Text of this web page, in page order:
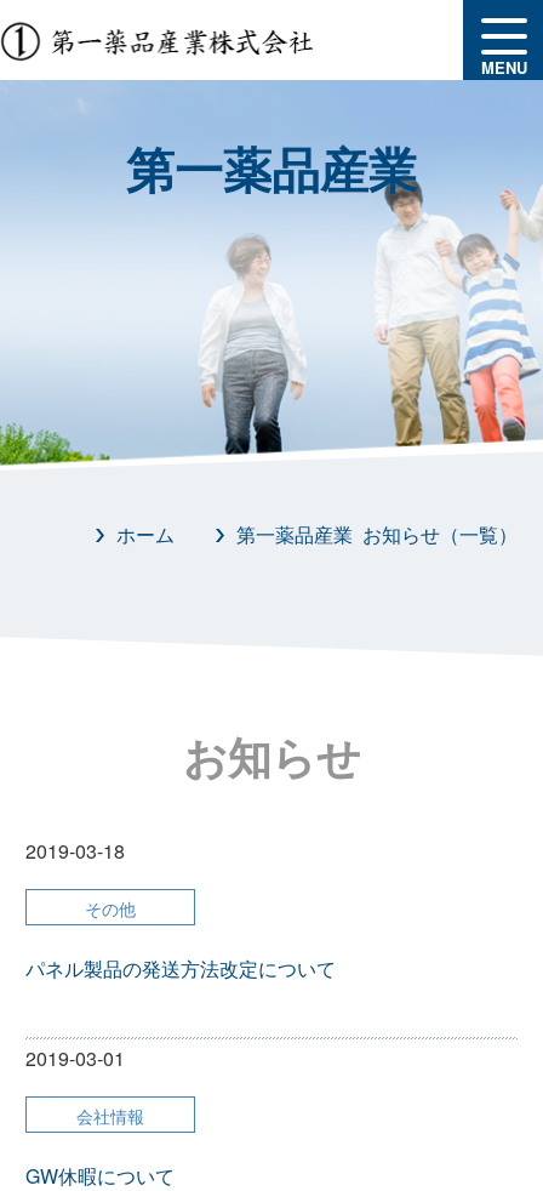
MENU
第一薬品産業
ホーム 第一薬品産業 お知らせ（一覧）
お知らせ
2019-03-18
その他
パネル製品の発送方法改定について
2019-03-01
会社情報
GW休暇について